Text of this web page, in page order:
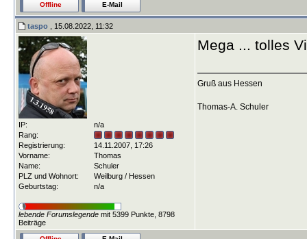
Offline E-Mail
taspo , 15.08.2022, 11:32
IP:
n/a
Rang:
Registrierung:
14.11.2007, 17:26
Vorname:
Thomas
Name:
Schuler
PLZ und Wohnort:
Weilburg / Hessen
Geburtstag:
n/a
lebende Forumslegende mit 5399 Punkte, 8798
Beiträge
Mega ... tolles
Gruß aus Hessen
Thomas-A. Schuler